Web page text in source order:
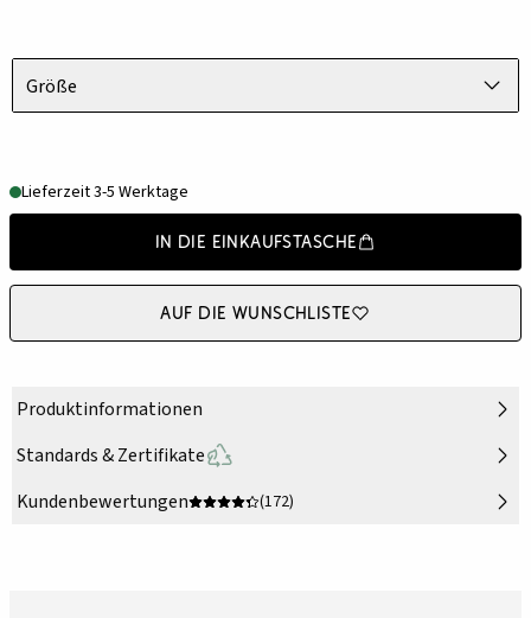
Größe
Lieferzeit 3-5 Werktage
In die Einkaufstasche
Auf die Wunschliste
Produktinformationen
Standards & Zertifikate
Kundenbewertungen
(172)